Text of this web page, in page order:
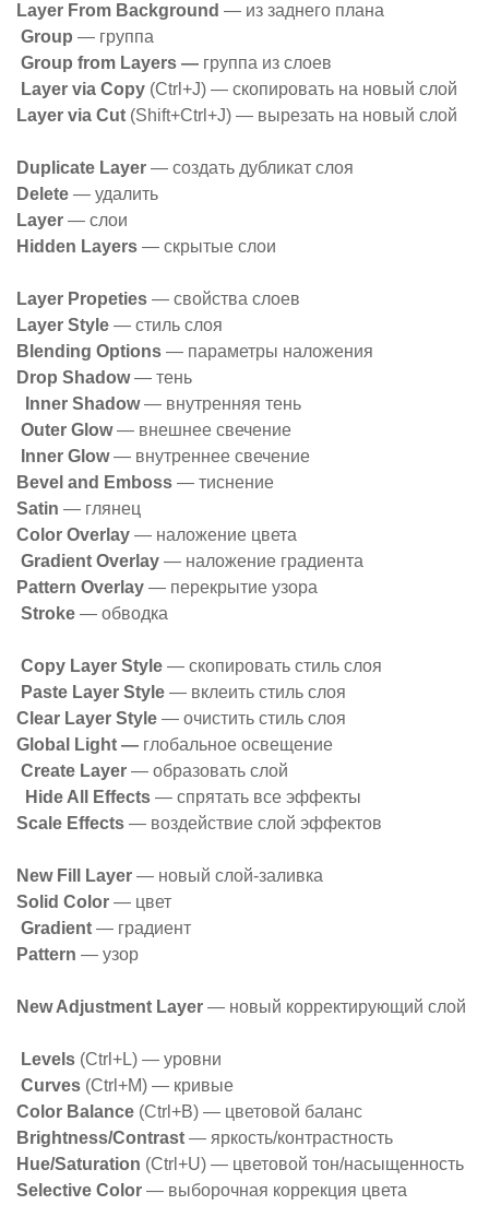
Layer From Background — из заднего плана
Group — группа
Group from Layers — группа из слоев
Layer via Copy (Ctrl+J) — скопировать на новый слой
Layer via Cut (Shift+Ctrl+J) — вырезать на новый слой
Duplicate Layer — создать дубликат слоя
Delete — удалить
Layer — слои
Hidden Layers — скрытые слои
Layer Propeties — свойства слоев
Layer Style — стиль слоя
Blending Options — параметры наложения
Drop Shadow— тень
Inner Shadow— внутренняя тень
Outer Glow— внешнее свечение
Inner Glow— внутреннее свечение
Bevel and Emboss — тиснение
Satin — глянец
Color Overlay — наложение цвета
Gradient Overlay — наложение градиента
Pattern Overlay — перекрытие узора
Stroke — обводка
Copy Layer Style — скопировать стиль слоя
Paste Layer Style — вклеить стиль слоя
Clear Layer Style — очистить стиль слоя
Global Light — глобальное освещение
Creatе Layer — образовать слой
Hide All Effects — спрятать все эффекты
Scale Effects — воздействие слой эффектов
New Fill Layer — новый слой-заливка
Solid Color — цвет
Gradient — градиент
Pattern — узор
New Adjustment Layer — новый корректирующий слой
Levels (Ctrl+L) — уровни
Curves (Ctrl+M) — кривые
Color Balance (Ctrl+B) — цветовой баланс
Brightness/Contrast — яркость/контрастность
Hue/Saturation (Ctrl+U) — цветовой тон/насыщенность
Selective Color — выборочная коррекция цвета